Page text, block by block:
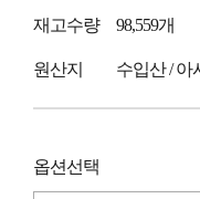
재고수량 98,559개
원산지 수입산 / 아
옵션선택